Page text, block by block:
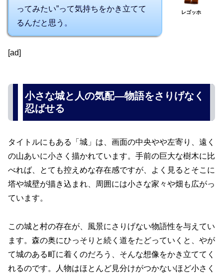
ってみたい”って気持ちをかき立てて
るんだと思う。
レゴッホ
[ad]
小さな城と人の気配―物語をさりげなく
忍ばせる
タイトルにもある「城」は、画面の中央やや左寄り、遠く
の山あいに小さく描かれています。手前の巨大な樹木に比
べれば、とても控えめな存在感ですが、よく見るとそこに
塔や城壁が描き込まれ、周囲には小さな家々や畑も広がっ
ています。
この城と村の存在が、風景にさりげない物語性を与えてい
ます。森の奥にひっそりと続く道をたどっていくと、やが
て城のある町に着くのだろう、そんな想像をかき立ててく
れるのです。人物はほとんど見分けがつかないほど小さく